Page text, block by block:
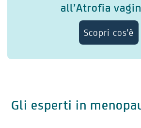
all’Atrofia
Scopri cos'è
Gli esperti in